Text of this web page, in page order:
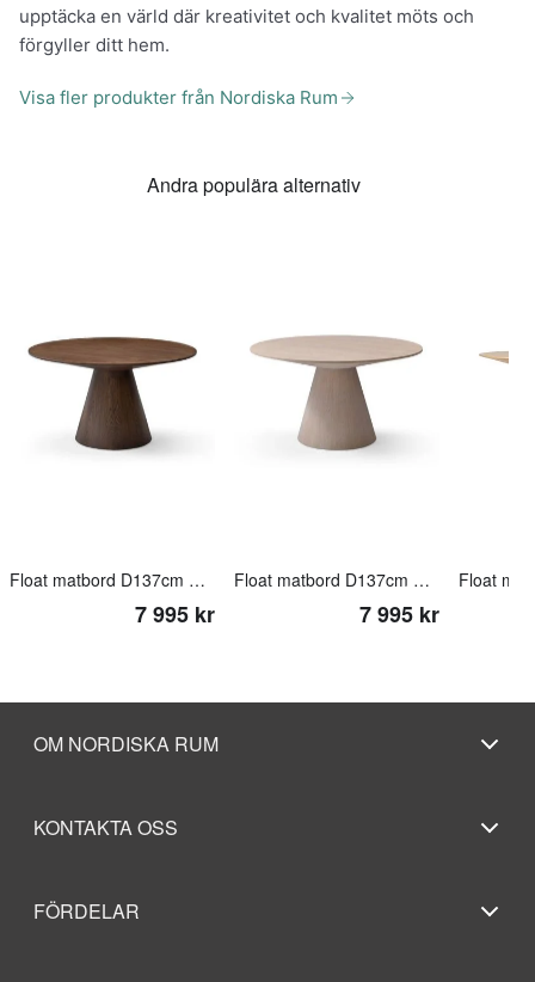
upptäcka en värld där kreativitet och kvalitet möts och
förgyller ditt hem.
Visa fler produkter från Nordiska Rum
Andra populära alternativ
Float matbord D137cm Smoked oak
7 995 kr
Float matbord D137cm whitewash
7 995 kr
OM NORDISKA RUM
KONTAKTA OSS
FÖRDELAR